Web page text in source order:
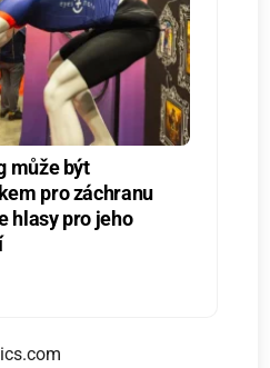
může být
pro záchranu
hlasy pro jeho